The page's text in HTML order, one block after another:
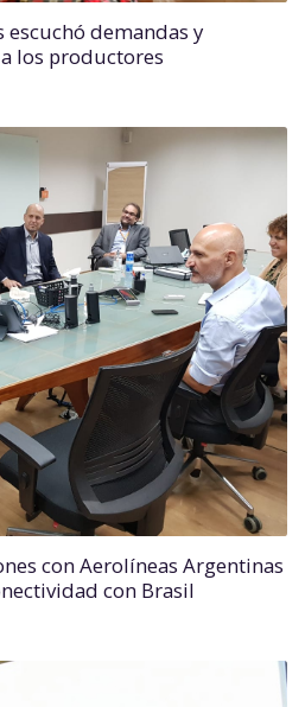
escuchó demandas y
los productores
con Aerolíneas Argentinas
con Brasil